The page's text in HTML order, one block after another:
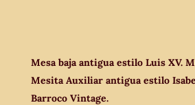
Mesa baja antigua estilo Luis XV.
Mesita Auxiliar antigua estilo
Barroco Vintage.